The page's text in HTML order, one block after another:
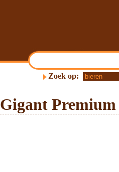
Zoek op:
Gigant Premium